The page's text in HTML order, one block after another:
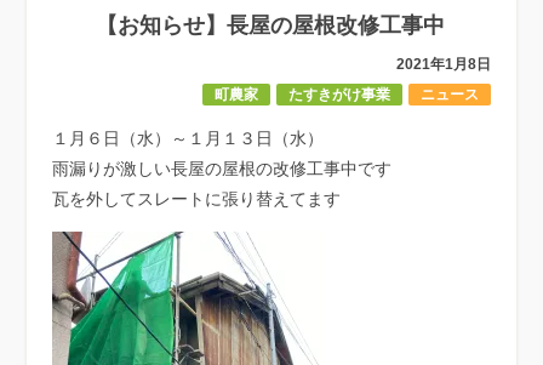
【お知らせ】長屋の屋根改修工事中
2021年1月8日
ニュース
たすきがけ事業
町農家
１月６日（水）～１月１３日（水）
雨漏りが激しい長屋の屋根の改修工事中です
瓦を外してスレートに張り替えてます